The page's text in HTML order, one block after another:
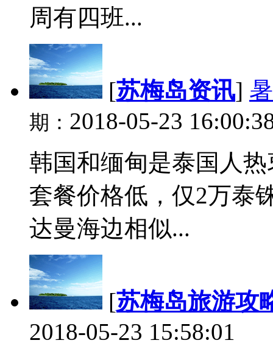
周有四班...
[苏梅岛资讯]
期： 2018-05-23
韩国和缅甸是泰国人
套餐价格低，仅2万泰
达曼海边相似...
[苏梅岛旅游攻
2018-05-23 15:58:01